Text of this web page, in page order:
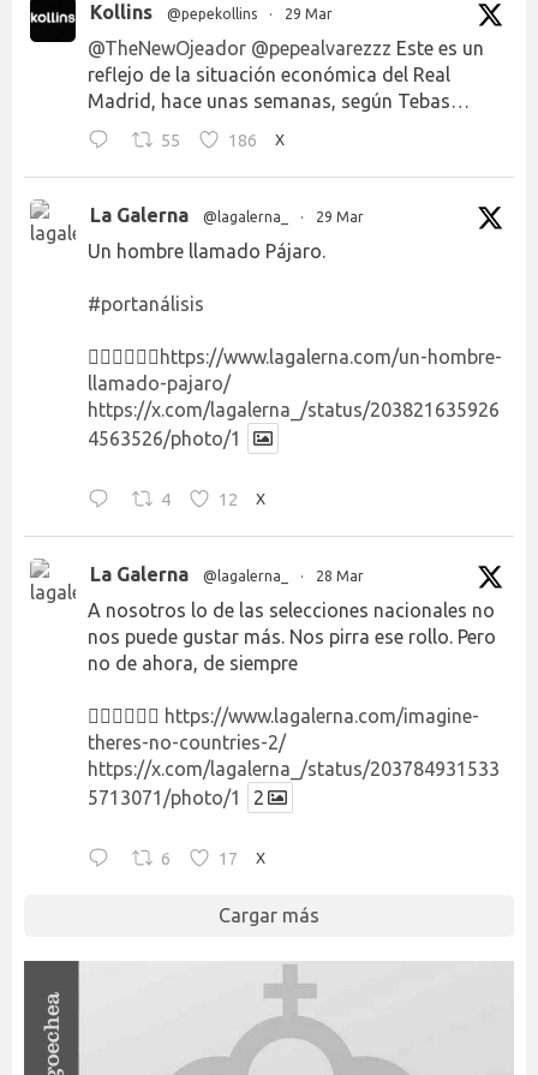
Kollins @pepekollins · 29 Mar
@TheNewOjeador @pepealvarezzz Este es un
reflejo de la situación económica del Real
Madrid, hace unas semanas, según Tebas…
55 186 X
La Galerna @lagalerna_ · 29 Mar
Un hombre llamado Pájaro.
#portanálisis
👉🏻👉🏻👉🏻 https://www.lagalerna.com/un-hombre-
llamado-pajaro/
https://x.com/lagalerna_/status/203821635926
4563526/photo/1
4 12 X
La Galerna @lagalerna_ · 28 Mar
A nosotros lo de las selecciones nacionales no
nos puede gustar más. Nos pirra ese rollo. Pero
no de ahora, de siempre
👉🏻👉🏻👉🏻 https://www.lagalerna.com/imagine-
theres-no-countries-2/
https://x.com/lagalerna_/status/203784931533
5713071/photo/1
2
6 17 X
Cargar más